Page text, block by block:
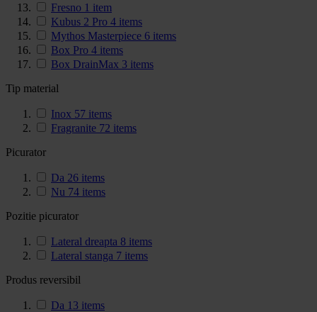
Fresno 1 item
Kubus 2 Pro 4 items
Mythos Masterpiece 6 items
Box Pro 4 items
Box DrainMax 3 items
Tip material
Inox 57 items
Fragranite 72 items
Picurator
Da 26 items
Nu 74 items
Pozitie picurator
Lateral dreapta 8 items
Lateral stanga 7 items
Produs reversibil
Da 13 items